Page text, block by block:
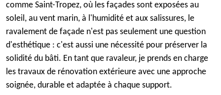
comme Saint-Tropez, où les façades sont exposées au
soleil, au vent marin, à l'humidité et aux salissures, le
ravalement de façade n'est pas seulement une question
d'esthétique : c'est aussi une nécessité pour préserver la
solidité du bâti. En tant que ravaleur, je prends en charge
les travaux de rénovation extérieure avec une approche
soignée, durable et adaptée à chaque support.